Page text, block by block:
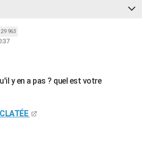
29 963
y en a pas ? quel est votre